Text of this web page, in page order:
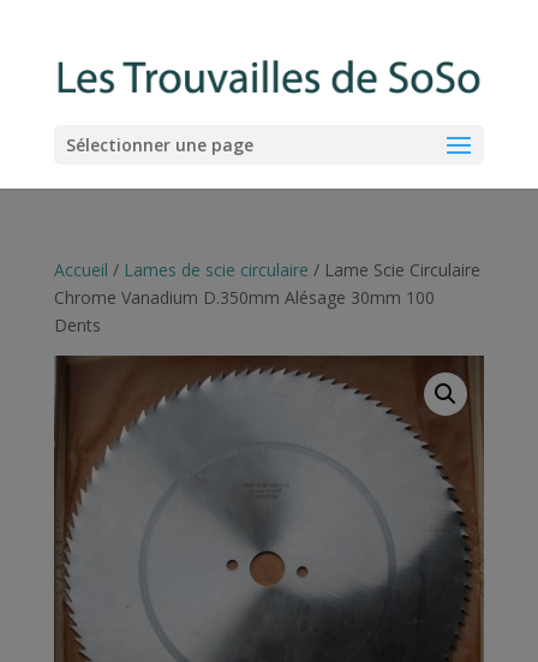
Sélectionner une page
Accueil / Lames de scie circulaire / Lame Scie Circulaire
Chrome Vanadium D.350mm Alésage 30mm 100
Dents